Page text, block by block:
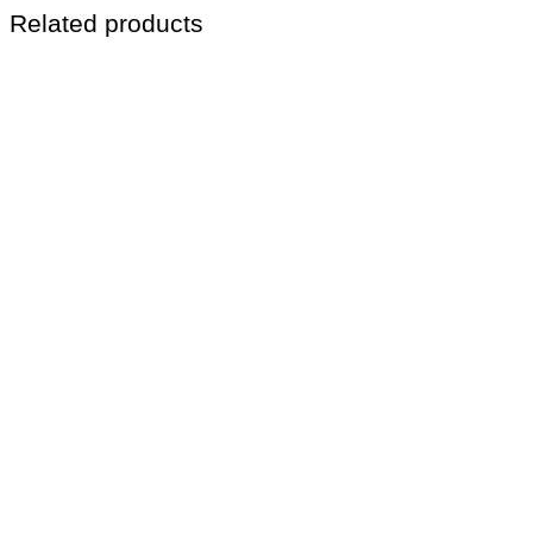
Related products